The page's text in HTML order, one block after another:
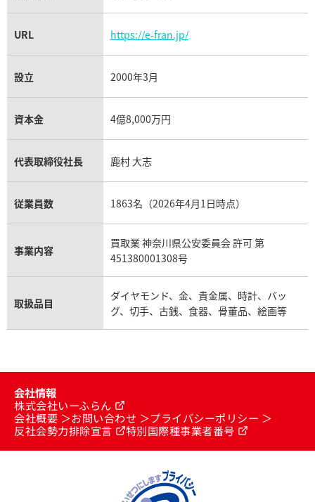
URL https://e-fran.jp/
設立 2000年3月
資本金 4億8,000万円
代表取締役社長 鹿村 大志
従業員数 1863名（2026年4月1日時点）
事業内容
買取業 神奈川県公安委員会 許可 第
451380001308号
取扱品目
ダイヤモンド、金、貴金属、時計、バッ
グ、切手、古銭、食器、骨董品、絵画等
会社情報
株式会社いーふらん
会社概要
お問い合わせ
プライバシーポリシー
反社会勢力排除宣言
特別国際種事業者番号